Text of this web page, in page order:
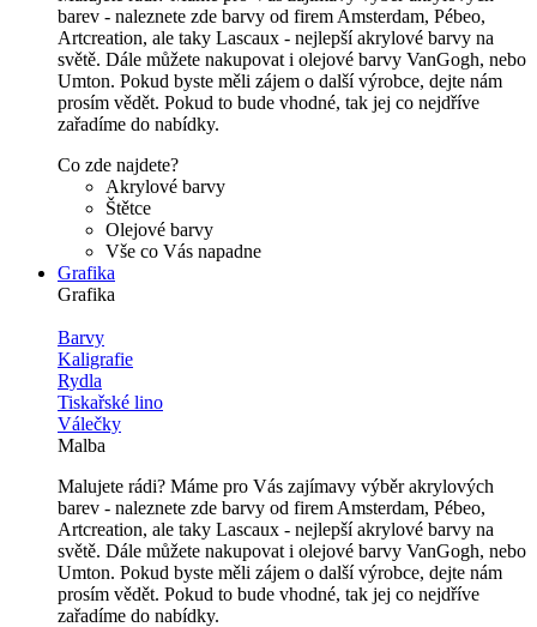
barev - naleznete zde barvy od firem Amsterdam, Pébeo,
Artcreation, ale taky Lascaux - nejlepší akrylové barvy na
světě. Dále můžete nakupovat i olejové barvy VanGogh, nebo
Umton. Pokud byste měli zájem o další výrobce, dejte nám
prosím vědět. Pokud to bude vhodné, tak jej co nejdříve
zařadíme do nabídky.
Co zde najdete?
Akrylové barvy
Štětce
Olejové barvy
Vše co Vás napadne
Grafika
Grafika
Barvy
Kaligrafie
Rydla
Tiskařské lino
Válečky
Malba
Malujete rádi? Máme pro Vás zajímavy výběr akrylových
barev - naleznete zde barvy od firem Amsterdam, Pébeo,
Artcreation, ale taky Lascaux - nejlepší akrylové barvy na
světě. Dále můžete nakupovat i olejové barvy VanGogh, nebo
Umton. Pokud byste měli zájem o další výrobce, dejte nám
prosím vědět. Pokud to bude vhodné, tak jej co nejdříve
zařadíme do nabídky.